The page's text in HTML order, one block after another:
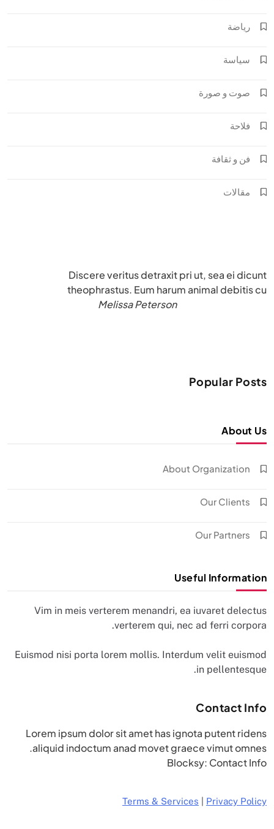
رياضة
سياسة
صوت و صورة
فلاحة
فن و ثقافة
مقالات
Discere veritus detraxit pri ut, sea ei dicunt
theophrastus. Eum harum animal debitis cu
Melissa Peterson
Popular Posts
About Us
About Organization
Our Clients
Our Partners
Useful Information
Vim in meis verterem menandri, ea iuvaret delectus
verterem qui, nec ad ferri corpora.
Euismod nisi porta lorem mollis. Interdum velit euismod
in pellentesque.
Contact Info
Lorem ipsum dolor sit amet has ignota putent ridens
aliquid indoctum anad movet graece vimut omnes.
Blocksy: Contact Info
Terms & Services Privacy Policy